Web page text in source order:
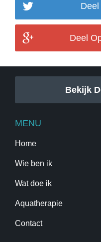
Deel
Bekijk
MENU
Home
Wie ben ik
Wat doe ik
Aquatherapie
Contact